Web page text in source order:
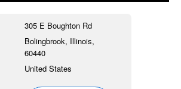
305 E Boughton Rd
Bolingbrook, Illinois,
60440
United States